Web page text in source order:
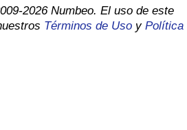
2026 Numbeo. El uso de este
Términos de Uso y Política
por paíspor País
por país